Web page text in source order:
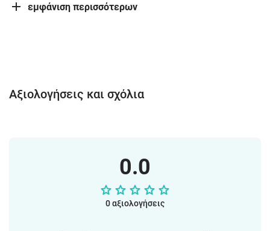
εμφάνιση περισσότερων
Αξιολογήσεις και σχόλια
0.0
0 αξιολογήσεις